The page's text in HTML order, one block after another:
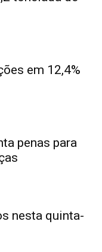
em 12,4%
penas para
nesta quinta-